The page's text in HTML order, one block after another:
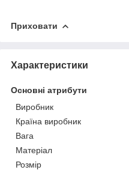
Приховати
Характеристики
Основні атрибути
Виробник
Країна виробник
Вага
Матеріал
Розмір